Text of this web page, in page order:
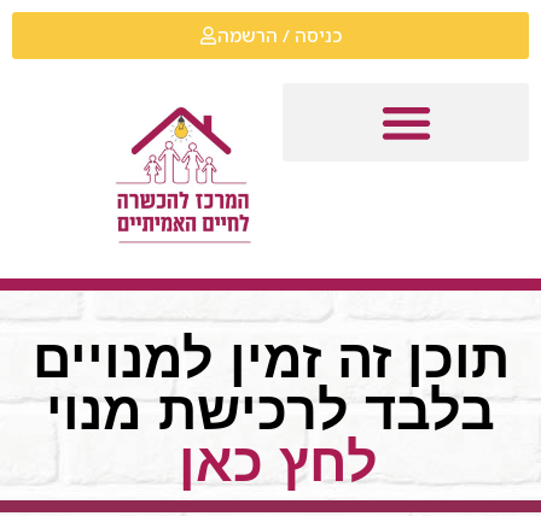
כניסה / הרשמה
תוכן זה זמין למנויים
בלבד לרכישת מנוי
לחץ כאן